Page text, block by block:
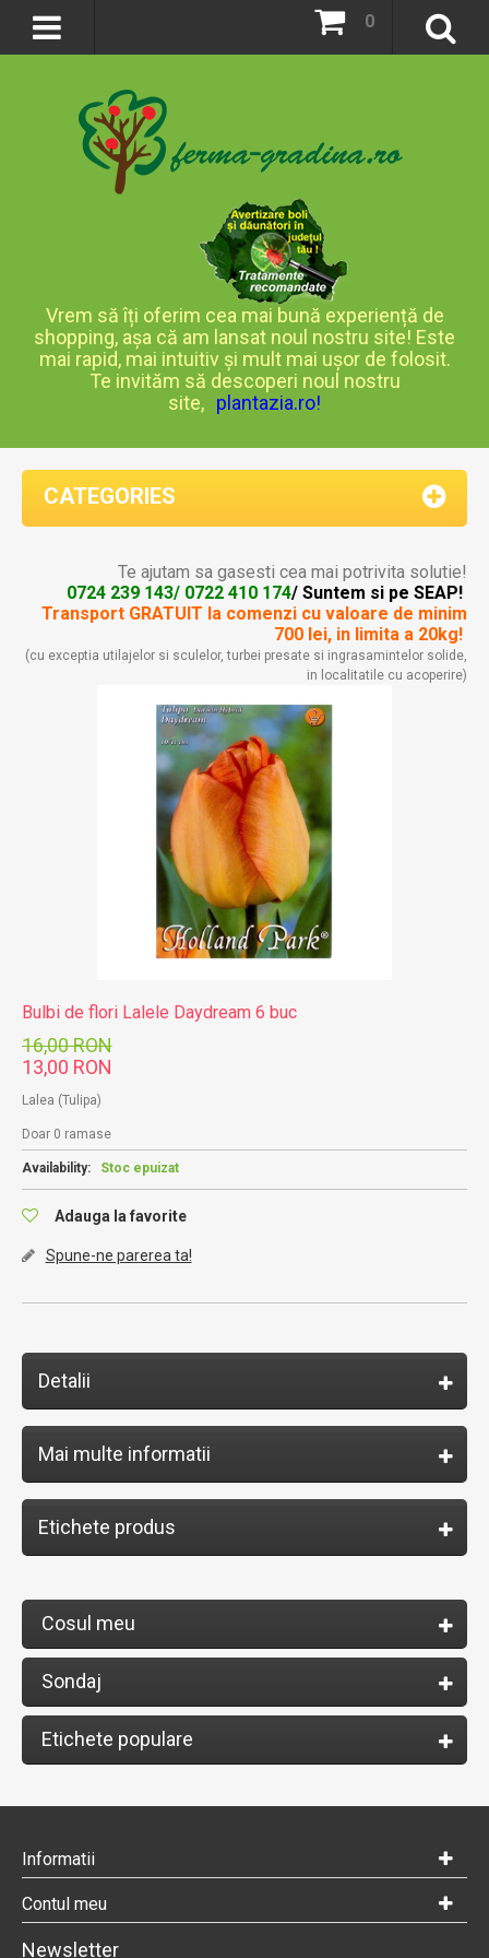
0
Vrem să îți oferim cea mai bună experiență de
shopping, așa că am lansat noul nostru site! Este
mai rapid, mai intuitiv și mult mai ușor de folosit.
Te invităm să descoperi noul nostru
site, plantazia.ro!
CATEGORIES
Te ajutam sa gasesti cea mai potrivita solutie!
0724 239 143/ 0722 410 174/ Suntem si pe SEAP!
Transport GRATUIT la comenzi cu valoare de minim
700 lei, in limita a 20kg!
(cu exceptia utilajelor si sculelor, turbei presate si ingrasamintelor solide,
in localitatile cu acoperire)
Bulbi de flori Lalele Daydream 6 buc
16,00 RON
13,00 RON
Lalea (Tulipa)
Doar 0 ramase
Availability: Stoc epuizat
Adauga la favorite
Spune-ne parerea ta!
Detalii
Mai multe informatii
Etichete produs
Cosul meu
Sondaj
Etichete populare
Informatii
Contul meu
Newsletter